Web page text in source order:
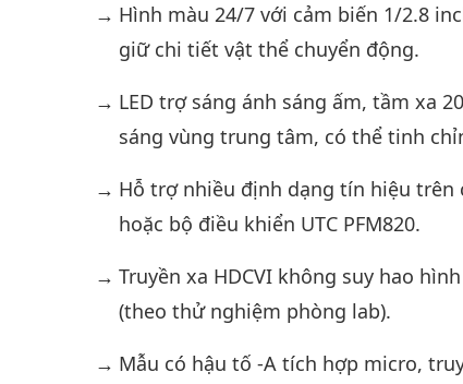
Hình màu 24/7 với cảm biến 1/2.8
giữ chi tiết vật thể chuyển động.
LED trợ sáng ánh sáng ấm, tầm xa
sáng vùng trung tâm, có thể tinh
Hỗ trợ nhiều định dạng tín hiệu trên
hoặc bộ điều khiển UTC PFM820.
Truyền xa HDCVI không suy hao
(theo thử nghiệm phòng lab).
Mẫu có hậu tố -A tích hợp micro,